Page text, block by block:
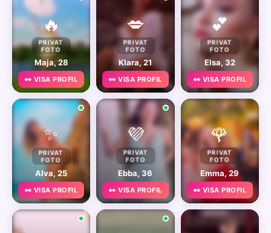
🔥
PRIVAT
FOTO
Maja, 28
👀 VISA PROFIL
💋
PRIVAT
FOTO
Klara, 21
👀 VISA PROFIL
💕
PRIVAT
FOTO
Elsa, 32
👀 VISA PROFIL
✨
PRIVAT
FOTO
Alva, 25
👀 VISA PROFIL
💜
PRIVAT
FOTO
Ebba, 36
👀 VISA PROFIL
🌹
PRIVAT
FOTO
Emma, 29
👀 VISA PROFIL